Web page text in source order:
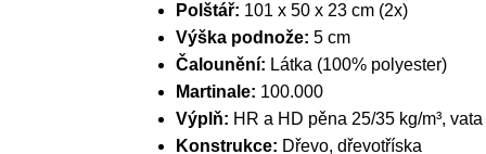
Polštář: 101 x 50 x 23 cm (2x)
Výška podnože: 5 cm
Čalounění: Látka (100% polyester)
Martinale: 100.000
Výplň: HR a HD pěna 25/35 kg/m³, vata
Konstrukce: Dřevo, dřevotříska